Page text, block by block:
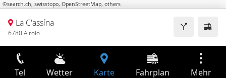
©search.ch, swisstopo, OpenStreetMap, others
La C'assína
6780 Airolo
Tel Wetter Karte Fahrplan Mehr